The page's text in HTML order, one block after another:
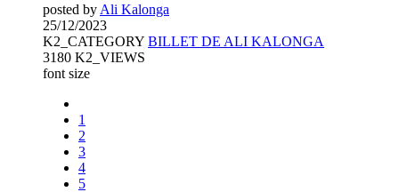
posted by Ali Kalonga
25/12/2023
K2_CATEGORY BILLET DE ALI KALONGA
3180 K2_VIEWS
font size
1
2
3
4
5